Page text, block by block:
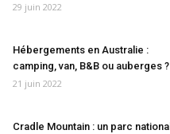
29 juin 2022
Hébergements en Australie :
camping, van, B&B ou auberges ?
21 juin 2022
Cradle Mountain : un parc national